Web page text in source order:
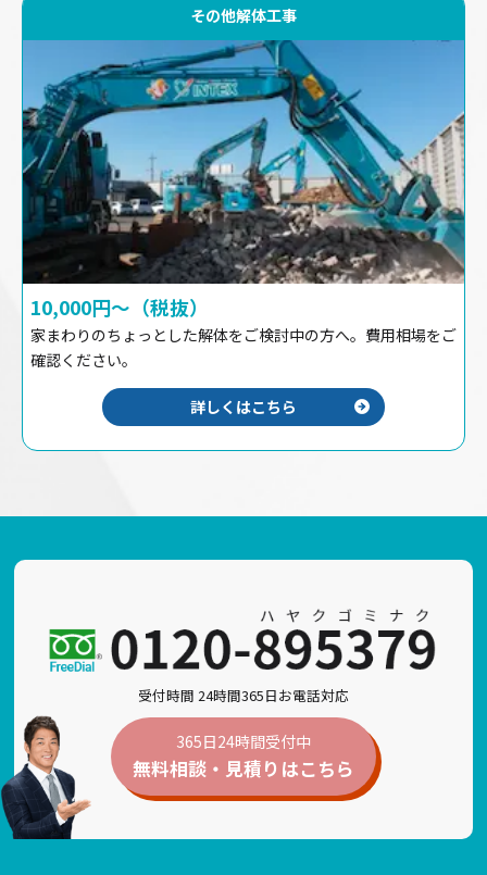
その他解体工事
10,000円〜（税抜）
家まわりのちょっとした解体をご検討中の方へ。費用相場をご
確認ください。
詳しくはこちら
受付時間 24時間365日お電話対応
365日24時間受付中
無料相談・見積りはこちら